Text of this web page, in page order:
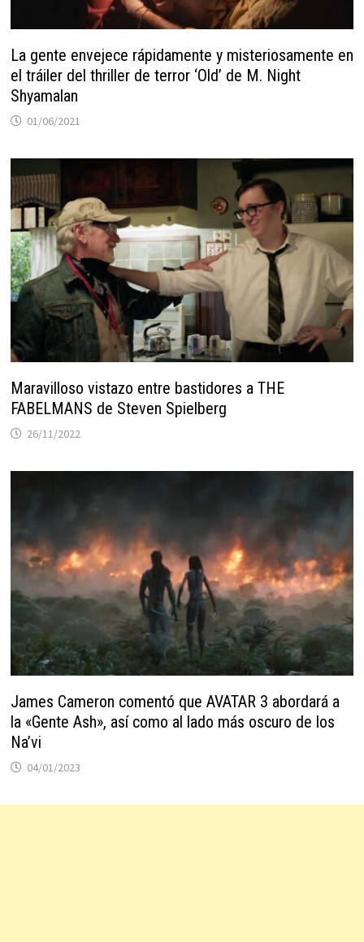
La gente envejece rápidamente y misteriosamente en
el tráiler del thriller de terror ‘Old’ de M. Night
Shyamalan
01/06/2021
Maravilloso vistazo entre bastidores a THE
FABELMANS de Steven Spielberg
26/11/2022
James Cameron comentó que AVATAR 3 abordará a
la «Gente Ash», así como al lado más oscuro de los
Na’vi
04/01/2023